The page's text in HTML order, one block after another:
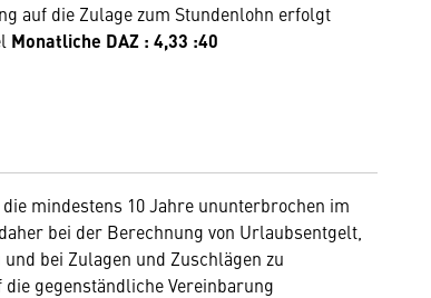
auf die Zulage zum Stundenlohn erfolgt
Monatliche DAZ : 4,33 :40
mindestens 10 Jahre ununterbrochen im
bei der Berechnung von Urlaubsentgelt,
bei Zulagen und Zuschlägen zu
gegenständliche Vereinbarung